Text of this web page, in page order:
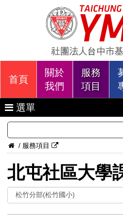
首頁
關於
我們
服務
項目
選單
/ 服務項目
北屯社區大學